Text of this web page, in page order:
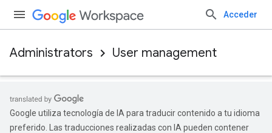
Acceder
Administrators User management
Google utiliza tecnología de IA para traducir contenido a tu idioma
preferido. Las traducciones realizadas con IA pueden contener